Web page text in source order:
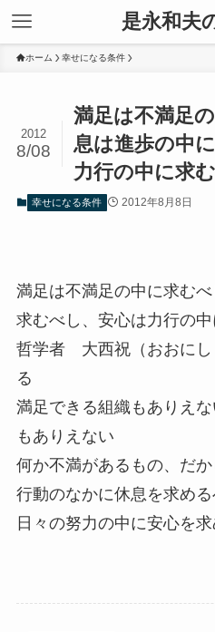
是永和夫
ホーム 幸せになる条件
満足は不満足
息は進歩の中
力行の中に求
2012
8/08
幸せになる条件 2012年8月8日
満足は不満足の中に求む
求むべし、安心は力行の
哲学者 大西祝（おおにし
る
満足できる組織もありえ
もありえない
何か不満があるもの、だ
行動のなかに休息を求め
日々の努力の中に安心を